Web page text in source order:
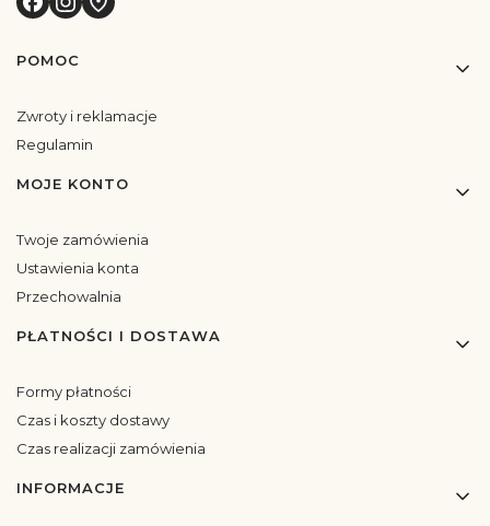
Linki w stopce
POMOC
Zwroty i reklamacje
Regulamin
MOJE KONTO
Twoje zamówienia
Ustawienia konta
Przechowalnia
PŁATNOŚCI I DOSTAWA
Formy płatności
Czas i koszty dostawy
Czas realizacji zamówienia
INFORMACJE